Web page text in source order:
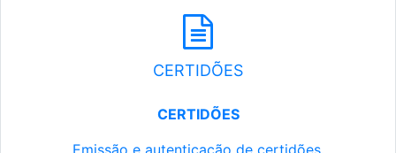
CERTIDÕES
CERTIDÕES